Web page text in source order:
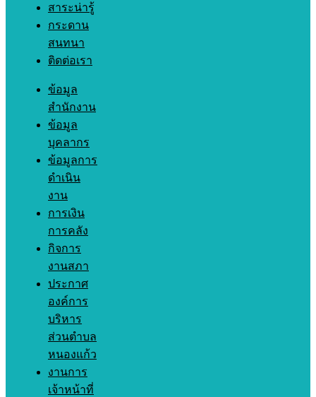
สาระน่ารู้
กระดาน
สนทนา
ติดต่อเรา
ข้อมูล
สำนักงาน
ข้อมูล
บุคลากร
ข้อมูลการ
ดำเนิน
งาน
การเงิน
การคลัง
กิจการ
งานสภา
ประกาศ
องค์การ
บริหาร
ส่วนตำบล
หนองแก้ว
งานการ
เจ้าหน้าที่